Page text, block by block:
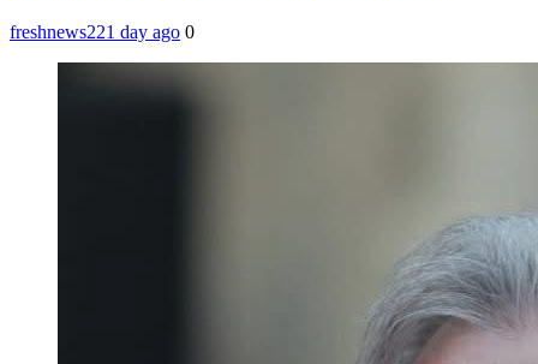
freshnews221 day ago 0